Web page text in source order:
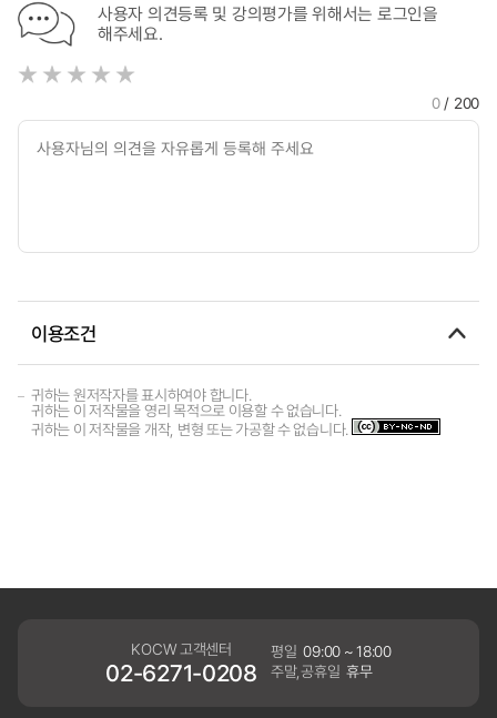
사용자 의견등록 및 강의평가를 위해서는 로그인을
해주세요.
0/ 200
이용조건
귀하는 원저작자를 표시하여야 합니다.
귀하는 이 저작물을 영리 목적으로 이용할 수 없습니다.
귀하는 이 저작물을 개작, 변형 또는 가공할 수 없습니다.
KOCW 고객센터
02-6271-0208
평일 09:00 ~ 18:00
주말,공휴일 휴무